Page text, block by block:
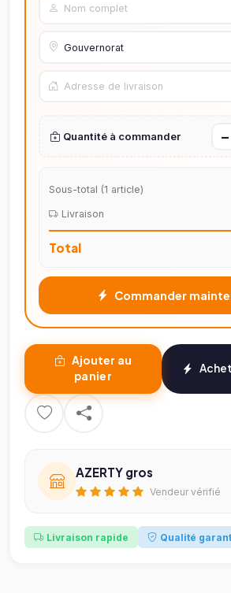
Quantité à commander −
Sous-total (1 article)
Livraison
Total
Commander
Ajouter au
panier
AZERTY gros
Vendeur vérifié
Livraison rapide Qualité